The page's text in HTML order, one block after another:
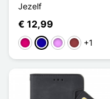
Jezelf
€ 12,99
MagentaDonkerblauw
Licht Violet
Donkerrood
+1